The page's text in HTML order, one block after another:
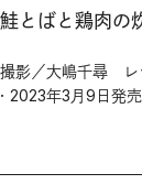
とばと鶏肉の
影／大嶋千尋 レ
2023年3月9日発売